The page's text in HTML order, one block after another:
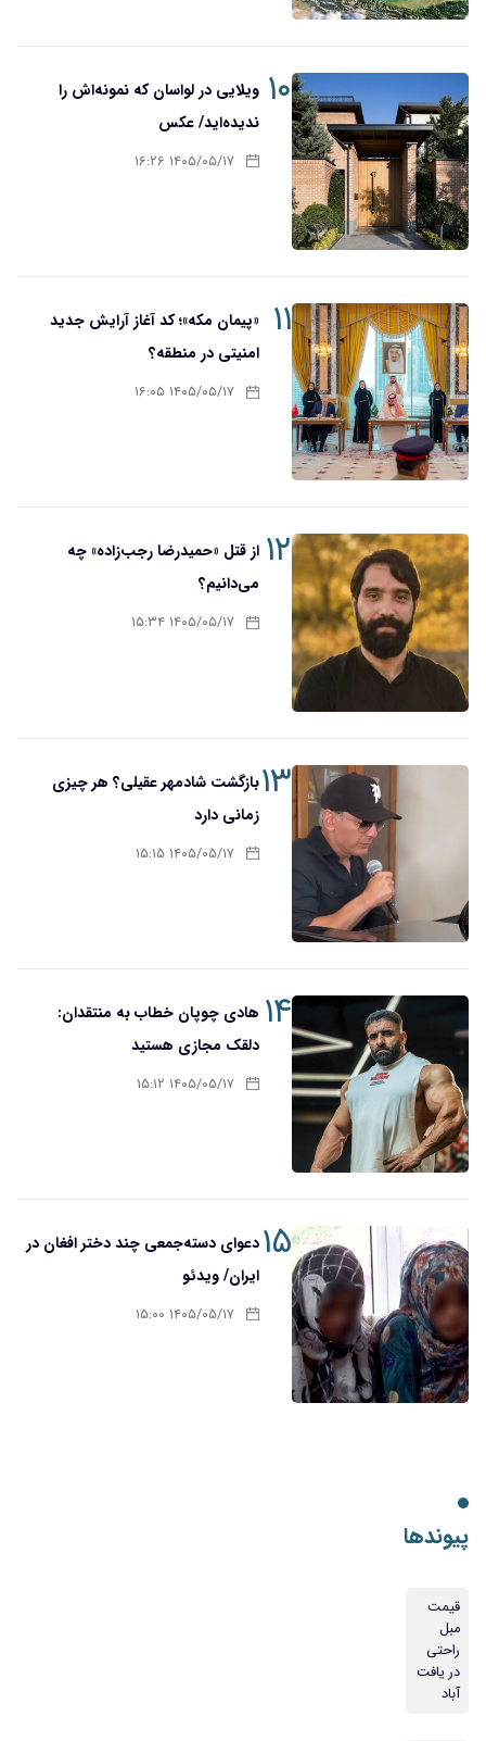
۱۰ ویلایی در لواسان که نمونه‌اش را
ندیده‌اید/ عکس
۱۴۰۵/۰۵/۱۷ ۱۶:۲۶
۱۱
«پیمان مکه»؛ کد آغاز آرایش جدید
امنیتی در منطقه؟
۱۴۰۵/۰۵/۱۷ ۱۶:۰۵
۱۲ از قتل «حمیدرضا رجب‌زاده» چه
می‌دانیم؟
۱۴۰۵/۰۵/۱۷ ۱۵:۳۴
۱۳بازگشت شادمهر عقیلی؟ هر چیزی
زمانی دارد
۱۴۰۵/۰۵/۱۷ ۱۵:۱۵
۱۴ هادی چوپان خطاب به منتقدان:
دلقک مجازی هستید
۱۴۰۵/۰۵/۱۷ ۱۵:۱۲
۱۵دعوای دسته‌جمعی چند دختر افغان در
ایران/ ویدئو
۱۴۰۵/۰۵/۱۷ ۱۵:۰۰
پیوندها
قیمت
مبل
راحتی
در یافت
آباد